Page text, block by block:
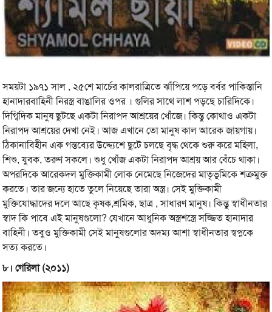
সময়টা ১৯৭১ সাল , ২৫শে মার্চের কালরাত্রিতে ঝাঁপিয়ে পড়ে বর্বর পাকিস্তানি
হানাদারবাহিনী নিরস্ত্র বাঙালির ওপর । গুলির সাথে লাশ পড়ছে চারিদিকে।
দিগ্বিদিক মানুষ ছুটছে একটা নিরাপদ আশ্রয়ের খোঁজে। কিন্তু কোথাও একটা
নিরাপদ আশ্রয়ের দেখা নেই। আজ এখানে তো মানুষ কাল আরেক জায়গায়।
ঠিকানাবিহীন এক গন্তব্যের উদ্দ্যেশে ছুটে চলছে বৃদ্ধ থেকে শুরু করে মহিলা,
শিশু, যুবক, তরুণ সকলে। শুধু খোঁজ একটা নিরাপদ আশ্রয় আর বেঁচে থাকা।
অপরদিকে আরেকদল মুক্তিকামী লোক নেমেছে নিজেদের মাতৃভূমিকে শত্রুমুক্ত
করতে। তার জন্যে হাতে তুলে নিয়েছে তারা অস্ত্র। সেই মুক্তিকামী
মুক্তিযোদ্ধাদের দলে আছে কৃষক,শ্রমিক, ছাত্র , সাধারণ মানুষ। কিন্তু স্বাধীনতার
স্বাদ কি পাবে এই মানুষগুলো? যেখানে আধুনিক অস্ত্রশস্ত্রে সজ্জিত হানাদার
বাহিনী। তবুও মুক্তিকামী সেই মানুষগুলোর অদম্য আশা স্বাধীনতার স্বপ্নকে
সত্য করতে।
৮। গেরিলা (২০১১)